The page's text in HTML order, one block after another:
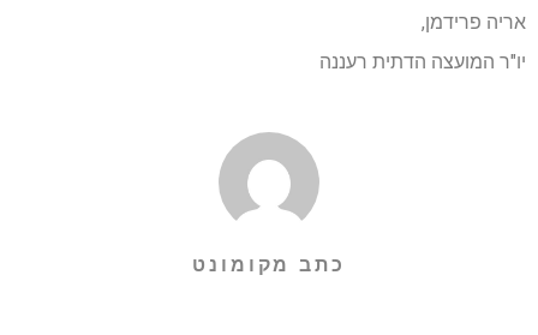
אריה פרידמן,
יו"ר המועצה הדתית רעננה
כתב מקומונט